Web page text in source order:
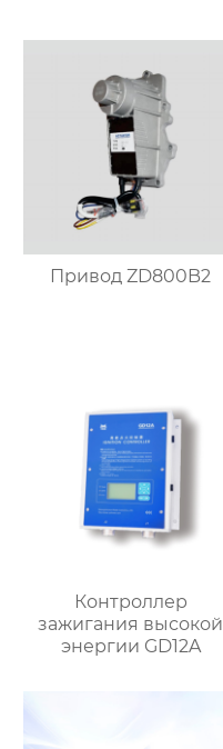
Привод ZD800B2
Контроллер
зажигания высокой
энергии GD12A